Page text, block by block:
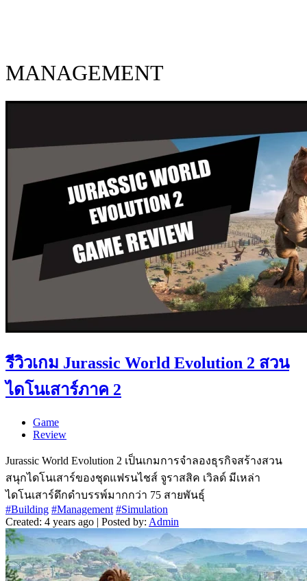
MANAGEMENT
รีวิวเกม Jurassic World Evolution 2 สวน
ไดโนเสาร์ภาค 2
Game
Review
Jurassic World Evolution 2 เป็นเกมการจำลองธุรกิจสร้างสวน
สนุกไดโนเสาร์ของชุดแฟรนไชส์ จูราสสิค เวิลด์ มีเหล่า
ไดโนเสาร์ดึกดำบรรพ์มากกว่า 75 สายพันธุ์
#Building #Management #Simulation
Created: 4 years ago | Posted by: Admin